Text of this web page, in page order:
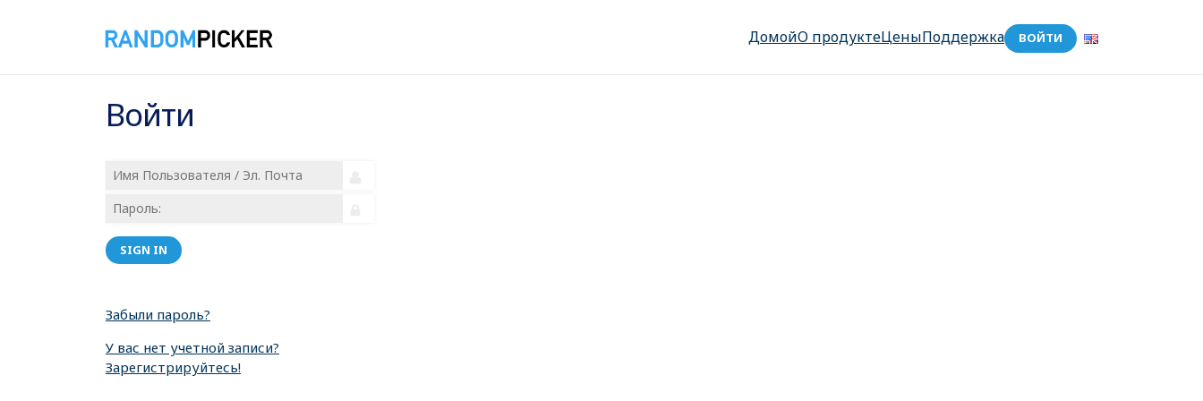
ДомойО продуктеЦеныПоддержка ВОЙТИ
Войти
SIGN IN
Забыли пароль?
У вас нет учетной записи?
Зарегистрируйтесь!